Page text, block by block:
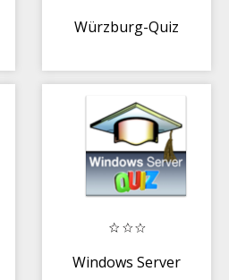
Würzburg-Quiz
Windows Server